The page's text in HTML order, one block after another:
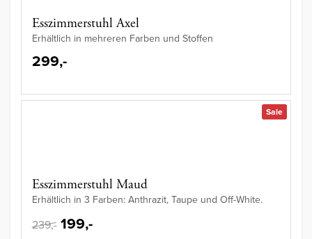
Esszimmerstuhl Axel
Erhältlich in mehreren Farben und Stoffen
299,-
Sale
Esszimmerstuhl Maud
Erhältlich in 3 Farben: Anthrazit, Taupe und Off-White.
239,- 199,-